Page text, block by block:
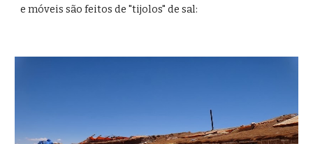
e móveis são feitos de "tijolos" de sal: